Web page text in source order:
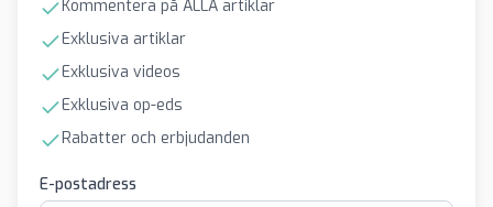
Kommentera på ALLA artiklar
Exklusiva artiklar
Exklusiva videos
Exklusiva op-eds
Rabatter och erbjudanden
E-postadress